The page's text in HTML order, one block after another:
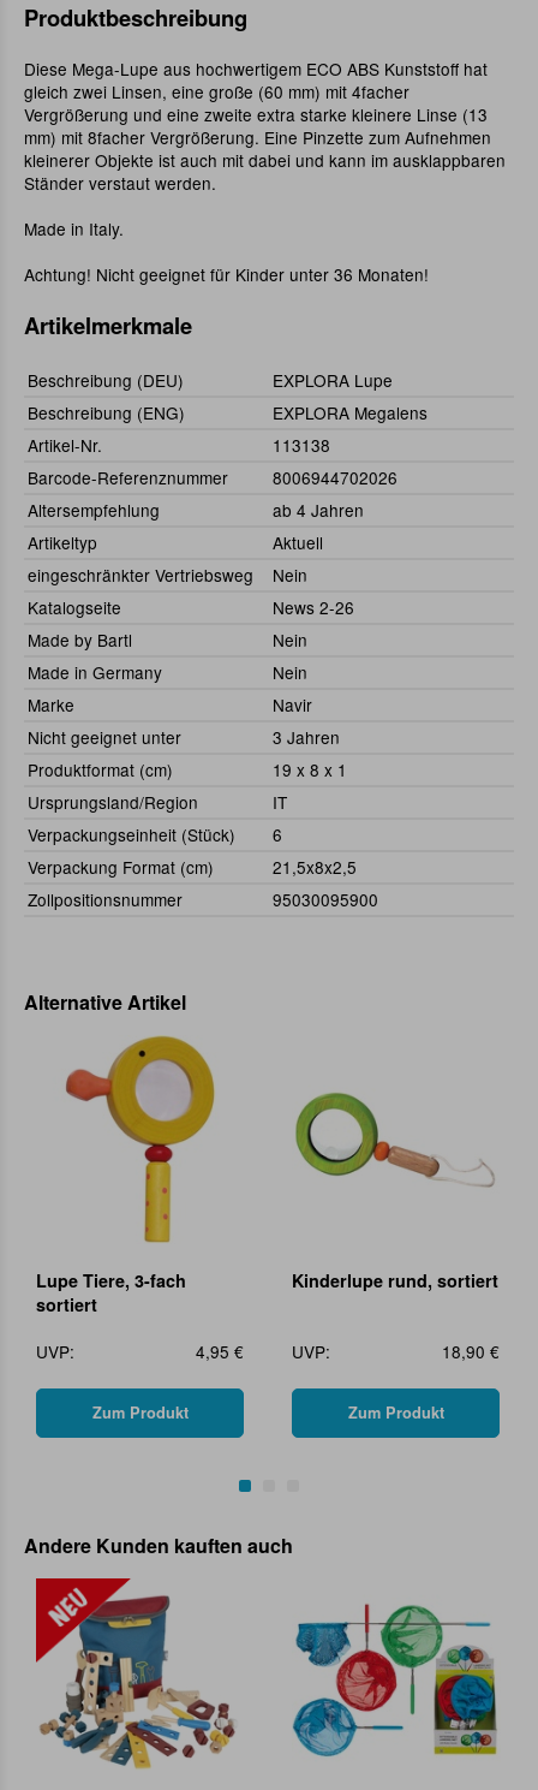
Produktbeschreibung
Diese Mega-Lupe aus hochwertigem ECO ABS Kunststoff hat
gleich zwei Linsen, eine große (60 mm) mit 4facher
Vergrößerung und eine zweite extra starke kleinere Linse (13
mm) mit 8facher Vergrößerung. Eine Pinzette zum Aufnehmen
kleinerer Objekte ist auch mit dabei und kann im ausklappbaren
Ständer verstaut werden.
Made in Italy.
Achtung! Nicht geeignet für Kinder unter 36 Monaten!
Artikelmerkmale
Beschreibung (DEU)
EXPLORA Lupe
Beschreibung (ENG)
EXPLORA Megalens
Artikel-Nr.
113138
Barcode-Referenznummer
8006944702026
Altersempfehlung
ab 4 Jahren
Artikeltyp
Aktuell
eingeschränkter Vertriebsweg
Nein
Katalogseite
News 2-26
Made by Bartl
Nein
Made in Germany
Nein
Marke
Navir
Nicht geeignet unter
3 Jahren
Produktformat (cm)
19 x 8 x 1
Ursprungsland/Region
IT
Verpackungseinheit (Stück)
6
Verpackung Format (cm)
21,5x8x2,5
Zollpositionsnummer
95030095900
Alternative Artikel
Lupe Tiere, 3-fach
sortiert
UVP:
4,95 €
Zum Produkt
Kinderlupe rund, sortiert
UVP: 18,90 €
Zum Produkt
Andere Kunden kauften auch